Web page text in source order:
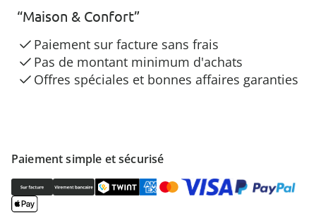
Paiement simple et sécurisé
“Maison & Confort”
Paiement sur facture sans frais
Pas de montant minimum d'achats
Offres spéciales et bonnes affaires garanties